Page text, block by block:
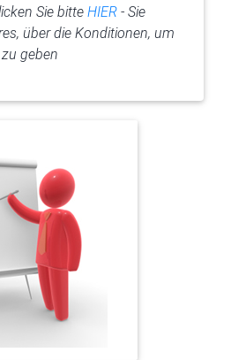
Sie bitte HIER - Sie
über die Konditionen, um
geben